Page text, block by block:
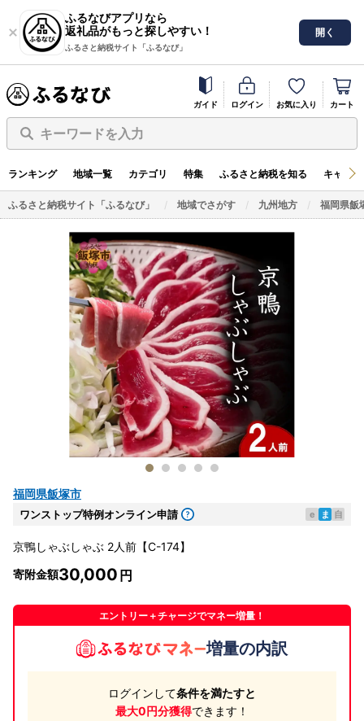
ふるなびアプリなら
返礼品がもっと探しやすい！
ふるさと納税サイト「ふるなび」
開く
ガイド ログイン お気に入り カート
キーワードを入力
ランキング 地域一覧 カテゴリ 特集 ふるさと納税を知る キャン
ふるさと納税サイト「ふるなび」 地域でさがす 九州地方 福岡県飯
福岡県飯塚市
ワンストップ特例オンライン申請 e ま 自
京鴨しゃぶしゃぶ 2人前【C-174】
寄附金額30,000
エントリー＋チャージでマネー増量！
増量の内訳
ログインして条件を満たすと
最大0円分獲得できます！